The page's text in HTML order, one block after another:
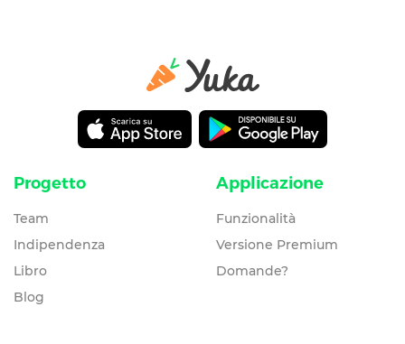
Progetto
Team
Indipendenza
Libro
Blog
Applicazione
Funzionalità
Versione Premium
Domande?